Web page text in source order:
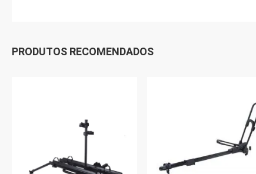
PRODUTOS RECOMENDADOS